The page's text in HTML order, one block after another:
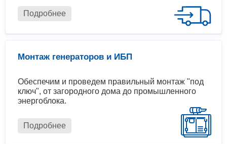
Подробнее
Монтаж генераторов и ИБП
Обеспечим и проведем правильный монтаж "под
ключ", от загородного дома до промышленного
энергоблока.
Подробнее